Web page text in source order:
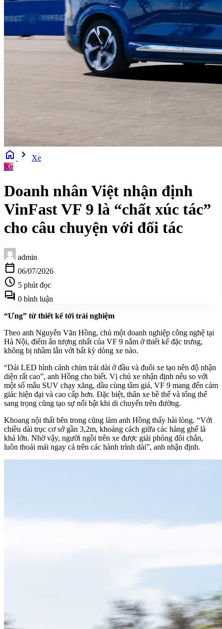
home chevron_right
Xe
Xe
Doanh nhân Việt nhận định
VinFast VF 9 là “chất xúc tác”
cho câu chuyện với đối tác
admin
calendar_today 06/07/2026
schedule 5 phút đọc
forum 0 bình luận
“Ưng” từ thiết kế tới trải nghiệm
Theo anh Nguyễn Văn Hồng, chủ một doanh nghiệp công nghệ tại
Hà Nội, điểm ấn tượng nhất của VF 9 nằm ở thiết kế đặc trưng,
không bị nhầm lẫn với bất kỳ dòng xe nào.
“Dải LED hình cánh chim trải dài ở đầu và đuôi xe tạo nên độ nhận
diện rất cao”, anh Hồng cho biết. Vị chủ xe nhận định nếu so với
một số mẫu SUV chạy xăng, dầu cùng tầm giá, VF 9 mang đến cảm
giác hiện đại và cao cấp hơn. Đặc biệt, thân xe bề thế và tổng thể
sang trọng cũng tạo sự nổi bật khi di chuyển trên đường.
Khoang nội thất bên trong cũng làm anh Hồng thấy hài lòng. “Với
chiều dài trục cơ sở gần 3,2m, khoảng cách giữa các hàng ghế là
khá lớn. Nhờ vậy, người ngồi trên xe được giải phóng đôi chân,
luôn thoải mái ngay cả trên các hành trình dài”, anh nhận định.